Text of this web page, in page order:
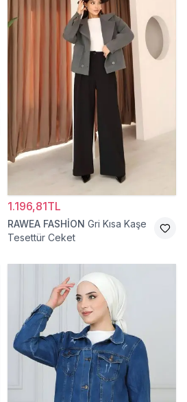
1.196,81TL
RAWEA FASHİON Gri Kısa Kaşe
Tesettür Ceket